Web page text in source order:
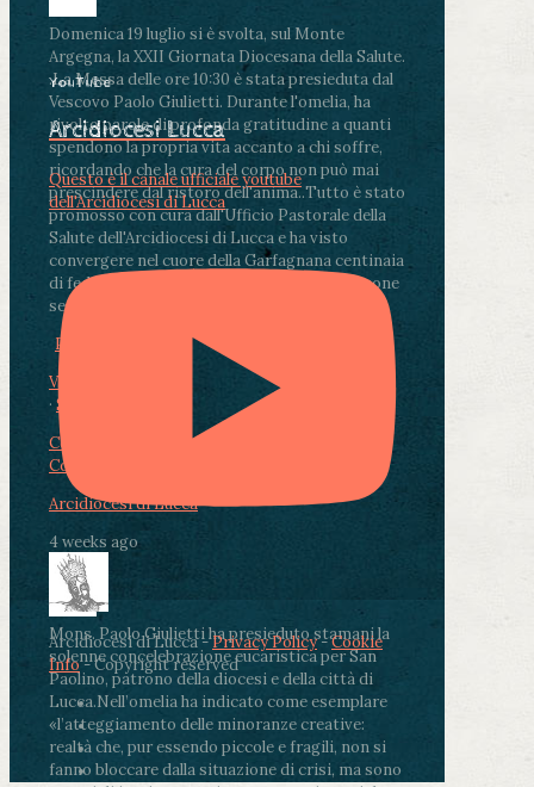
Domenica 19 luglio si è svolta, sul Monte
Argegna, la XXII Giornata Diocesana della Salute.
.La Messa delle ore 10:30 è stata presieduta dal
Vescovo Paolo Giulietti. Durante l'omelia, ha
rivolto parole di profonda gratitudine a quanti
spendono la propria vita accanto a chi soffre,
ricordando che la cura del corpo non può mai
prescindere dal ristoro dell'anima..Tutto è stato
promosso con cura dall'Ufficio Pastorale della
Salute dell'Arcidiocesi di Lucca e ha visto
convergere nel cuore della Garfagnana centinaia
di fedeli, operatori sanitari, volontari e persone
segnate dalla malattia.
Photo
View on Facebook
· Share
Condividi su Facebook
Condividi su LinkedIn
Arcidiocesi di Lucca
4 weeks ago
Mons. Paolo Giulietti ha presieduto stamani la
solenne concelebrazione eucaristica per San
Paolino, patrono della diocesi e della città di
Lucca.Nell’omelia ha indicato come esemplare
«l’atteggiamento delle minoranze creative:
realtà che, pur essendo piccole e fragili, non si
fanno bloccare dalla situazione di crisi, ma sono
YouTube
Arcidiocesi Lucca
Questo è il canale ufficiale youtube
dell'Arcidiocesi di Lucca
Arcidiocesi di Lucca -Privacy Policy-Cookie
Info- Copyright reserved